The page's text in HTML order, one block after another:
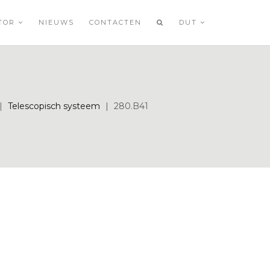
NIEUWS CONTACTEN DUT
| Telescopisch systeem | 280.B41